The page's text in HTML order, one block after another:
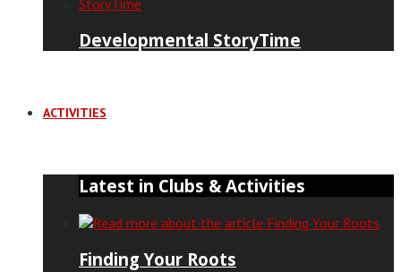
Developmental StoryTime
ACTIVITIES
Latest in Clubs & Activities
Finding Your Roots